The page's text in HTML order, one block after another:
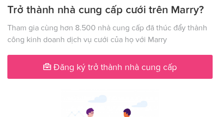
Dịch vụ cưới tại Hà Nội Dịch vụ cưới tại Đăk Nông
Dịch vụ cưới tại Điện Biên Dịch vụ cưới tại Đồng Nai
Dịch vụ cưới tại Đồng Tháp Dịch vụ cưới tại Gia Lai
Dịch vụ cưới tại Hà Giang Dịch vụ cưới tại Hà Nam
Dịch vụ cưới tại Hà Tây Dịch vụ cưới tại Hà Tĩnh
Trở thành nhà cung cấp cưới trên Marry?
Tham gia cùng hơn 8.500 nhà cung cấp đã thúc đẩy thành
công kinh doanh dịch vụ cưới của họ với Marry
Đăng ký trở thành nhà cung cấp